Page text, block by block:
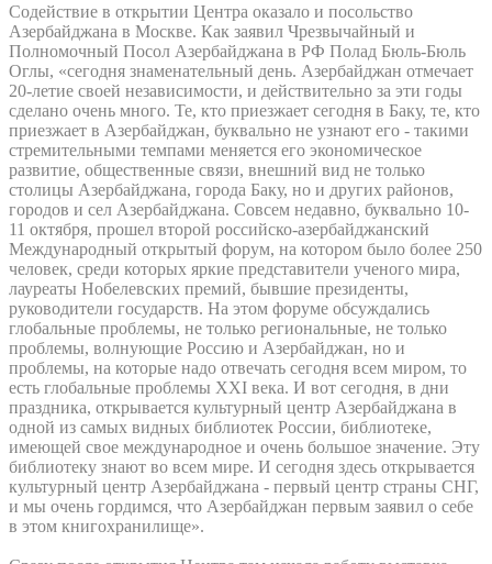
Содействие в открытии Центра оказало и посольство
Азербайджана в Москве. Как заявил Чрезвычайный и
Полномочный Посол Азербайджана в РФ Полад Бюль-Бюль
Оглы, «сегодня знаменательный день. Азербайджан отмечает
20-летие своей независимости, и действительно за эти годы
сделано очень много. Те, кто приезжает сегодня в Баку, те, кто
приезжает в Азербайджан, буквально не узнают его - такими
стремительными темпами меняется его экономическое
развитие, общественные связи, внешний вид не только
столицы Азербайджана, города Баку, но и других районов,
городов и сел Азербайджана. Совсем недавно, буквально 10-
11 октября, прошел второй российско-азербайджанский
Международный открытый форум, на котором было более 250
человек, среди которых яркие представители ученого мира,
лауреаты Нобелевских премий, бывшие президенты,
руководители государств. На этом форуме обсуждались
глобальные проблемы, не только региональные, не только
проблемы, волнующие Россию и Азербайджан, но и
проблемы, на которые надо отвечать сегодня всем миром, то
есть глобальные проблемы ХХI века. И вот сегодня, в дни
праздника, открывается культурный центр Азербайджана в
одной из самых видных библиотек России, библиотеке,
имеющей свое международное и очень большое значение. Эту
библиотеку знают во всем мире. И сегодня здесь открывается
культурный центр Азербайджана - первый центр страны СНГ,
и мы очень гордимся, что Азербайджан первым заявил о себе
в этом книгохранилище».